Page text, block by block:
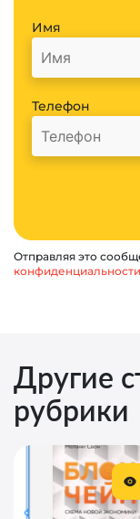
Имя
Телефон
Отправляя это
конфиденциальности
Другие
рубрики